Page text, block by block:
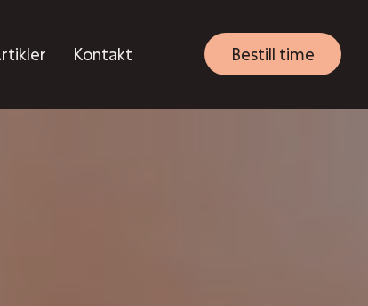
Kontakt Bestill time